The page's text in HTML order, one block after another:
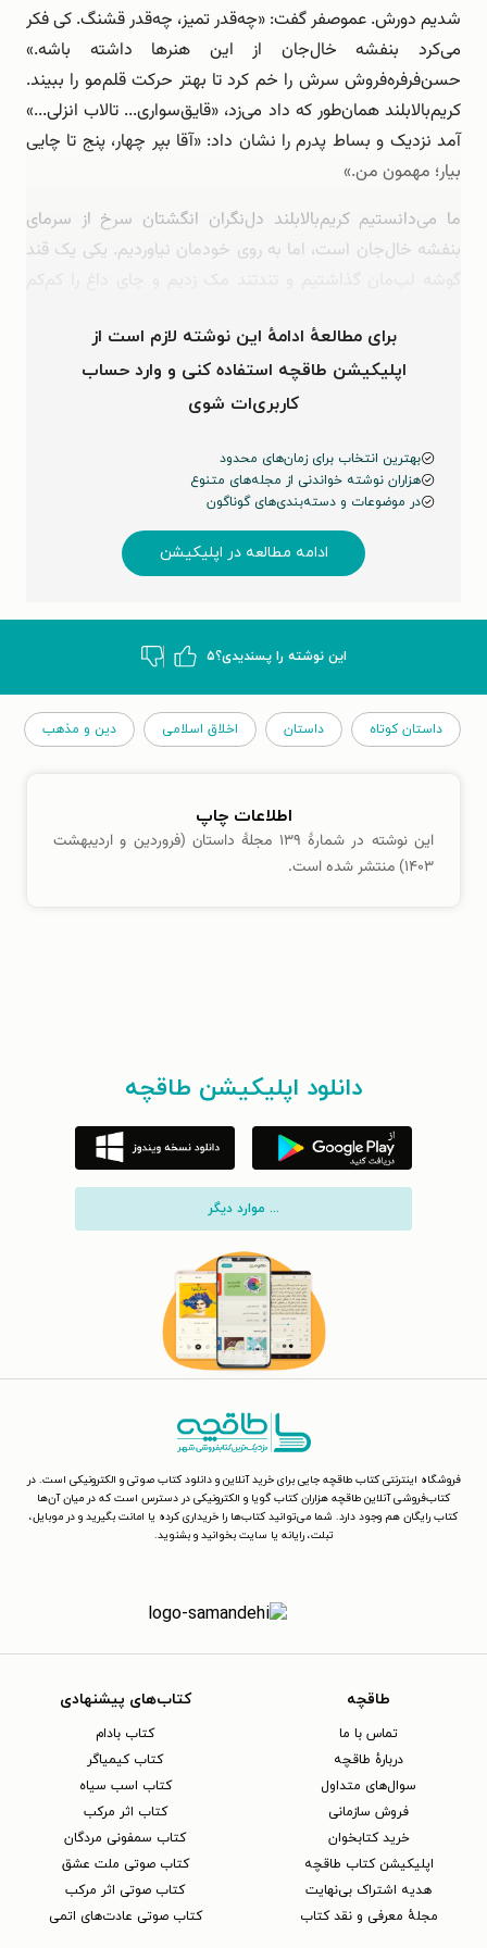
شدیم دورش. عموصفر گفت: «چه‌قدر تمیز، چه‌قدر قشنگ. کی فکر
می‌کرد بنفشه‌ خال‌جان از این هنرها داشته باشه.»
حسن‌فرفره‌فروش سرش را خم کرد تا بهتر حرکت قلم‌مو را ببیند.
کریم‌بالابلند همان‌طور که داد می‌زد، «قایق‌سواری... تالاب انزلی...»
آمد نزدیک و بساط پدرم را نشان داد: «آقا بپر چهار، پنج ‌تا چایی
بیار؛ مهمون من.»
ما می‌دانستیم کریم‌بالابلند دل‌نگران انگشتان سرخ از سرمای
بنفشه‌ خال‌جان است، اما به روی خودمان نیاوردیم. یکی یک قند
برای مطالعهٔ ادامهٔ این نوشته لازم است از
اپلیکیشن طاقچه استفاده کنی و وارد حساب
کاربری‌ات شوی
بهترین انتخاب برای زمان‌های محدود
هزاران نوشته خواندنی از مجله‌های متنوع
در موضوعات و دسته‌بندی‌های گوناگون
ادامه مطالعه در اپلیکیشن
این نوشته‌ را پسندیدی؟۵
داستان کوتاه داستان اخلاق اسلامی دین و مذهب
اطلاعات چاپ
این نوشته در شمارهٔ ۱۳۹ مجلهٔ داستان (فروردین و اردیبهشت
۱۴۰۳) منتشر شده است.
دانلود اپلیکیشن طاقچه
... موارد دیگر
فروشگاه اینترنتی کتاب طاقچه جایی برای خرید آنلاین و دانلود کتاب صوتی و الکترونیکی است. در
کتاب‌فروشی آنلاین طاقچه هزاران کتاب گویا و الکترونیکی در دسترس است که در میان آن‌ها
کتاب رایگان هم وجود دارد. شما می‌توانید کتاب‌ها را خریداری کرده یا امانت بگیرید و در موبایل،
تبلت، رایانه یا سایت بخوانید و بشنوید.
طاقچه
تماس با ما
دربارهٔ طاقچه
سوال‌های متداول
فروش سازمانی
خرید کتابخوان
اپلیکیشن کتاب طاقچه
هدیه اشتراک بی‌نهایت
مجلهٔ معرفی و نقد کتاب
کتاب‌های پیشنهادی
کتاب بادام
کتاب کیمیاگر
کتاب اسب سیاه
کتاب اثر مرکب
کتاب سمفونی مردگان
کتاب صوتی ملت عشق
کتاب صوتی اثر مرکب
کتاب صوتی عادت‌های اتمی